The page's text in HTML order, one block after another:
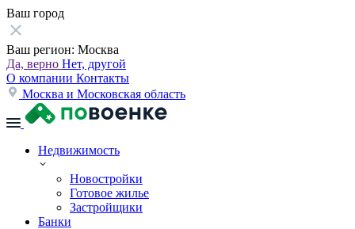
Ваш город
Ваш регион: Москва
Да, верно Нет, другой
О компании Контакты
Москва и Московская область
Недвижимость
Новостройки
Готовое жилье
Застройщики
Банки